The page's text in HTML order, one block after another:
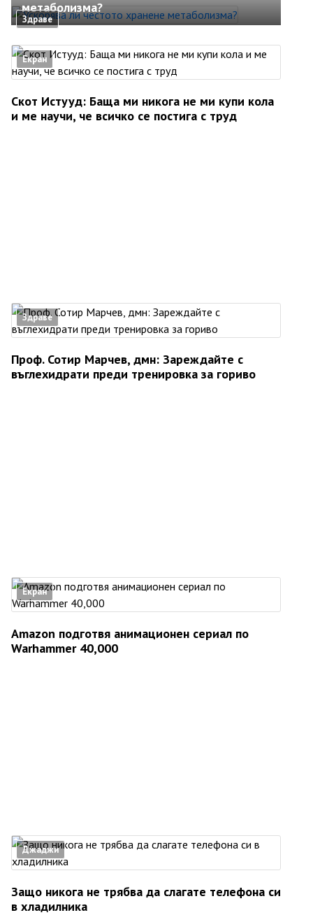
Здраве
метаболизма?
Екран
Скот Истууд: Баща ми никога не ми купи кола
и ме научи, че всичко се постига с труд
Здраве
Проф. Сотир Марчев, дмн: Зареждайте с
въглехидрати преди тренировка за гориво
Екран
Amazon подготвя анимационен сериал по
Warhammer 40,000
Джаджи
Защо никога не трябва да слагате телефона си
в хладилника